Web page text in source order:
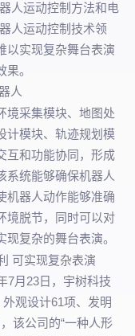
人运动控制方法和电
人运动控制技术领
以实现复杂舞台表演
。
人
境采集模块、地图处
计模块、轨迹规划模
互和功能协同，形成
系统能够确保机器人
机器人动作能够准确
境脱节，同时可以对
复杂的舞台表演。
7月23日，宇树科技
观设计61项、发明
该公司的“一种人形